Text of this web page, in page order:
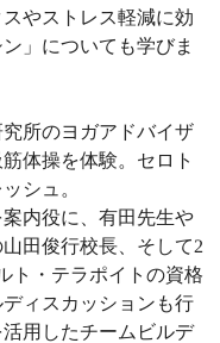
やストレス軽減に効
」についても学びま
所のヨガアドバイザ
体操を体験。セロト
。ㅤㅤ
内役に、有田先生や
田俊行校長、そして2
ト・テラポイトの資格
ィスカッションも行
用したチームビルデ